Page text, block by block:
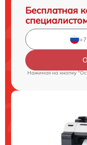
Бесплатная
Нажимая на кнопку